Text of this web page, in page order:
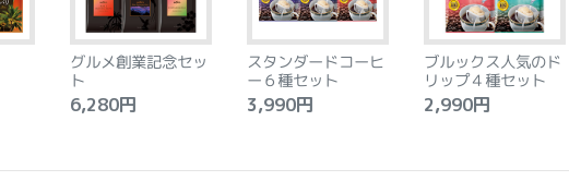
グルメ創業記念セッ
ト
6,280円
スタンダードコーヒ
ー６種セット
3,990円
ブルックス人気のド
リップ４種セット
2,990円